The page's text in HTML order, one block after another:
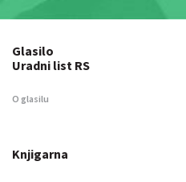
Glasilo
Uradni list RS
O glasilu
Knjigarna